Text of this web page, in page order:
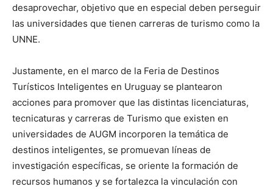
desaprovechar, objetivo que en especial deben perseguir
las universidades que tienen carreras de turismo como la
UNNE.
Justamente, en el marco de la Feria de Destinos
Turísticos Inteligentes en Uruguay se plantearon
acciones para promover que las distintas licenciaturas,
tecnicaturas y carreras de Turismo que existen en
universidades de AUGM incorporen la temática de
destinos inteligentes, se promuevan líneas de
investigación específicas, se oriente la formación de
recursos humanos y se fortalezca la vinculación con